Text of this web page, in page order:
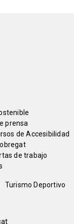
prensa
de Accesibilidad
de trabajo
Turismo Deportivo